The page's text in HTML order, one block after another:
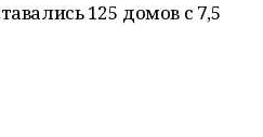
125 домов с 7,5